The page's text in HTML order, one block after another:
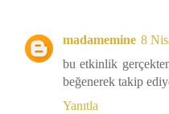
madamemine 8
bu etkinlik
beğenerek takip
Yanıtla